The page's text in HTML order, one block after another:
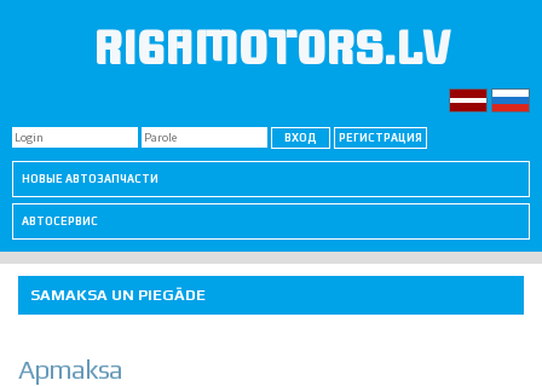
RIGAMOTORS.LV
НОВЫЕ АВТОЗАПЧАСТИ
АВТОСЕРВИС
SAMAKSA UN PIEGĀDE
Apmaksa